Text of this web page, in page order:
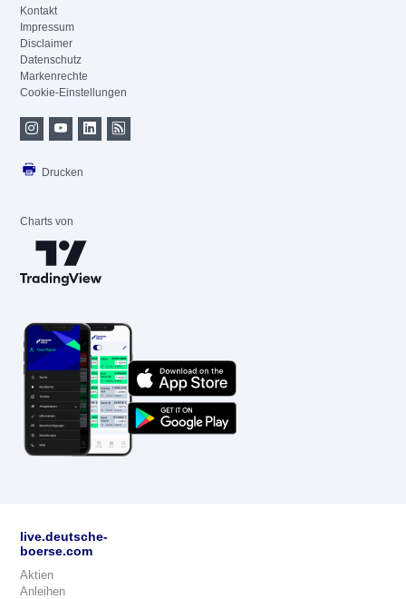
Kontakt
Impressum
Disclaimer
Datenschutz
Markenrechte
Cookie-Einstellungen
Drucken
Charts von
live.deutsche-
boerse.com
Aktien
Anleihen